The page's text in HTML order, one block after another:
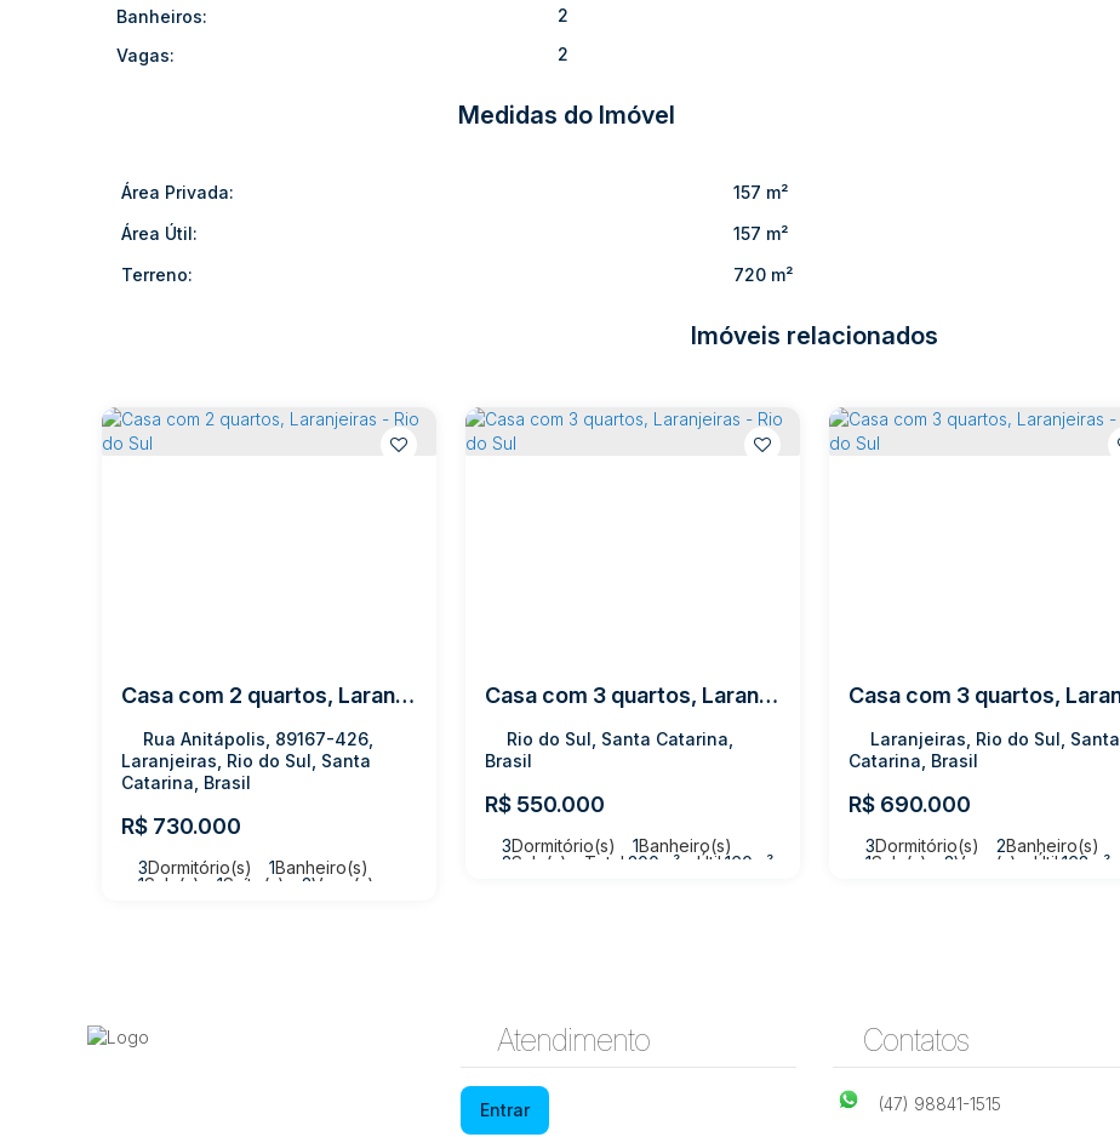
Banheiros:
2
Vagas:
2
Medidas do Imóvel
Área Privada:
157 m²
Área Útil:
157 m²
Terreno:
720 m²
Imóveis relacionados
Casa com 2 quartos, Laranjeiras - Rio do Sul
R$ 730.000
Rua Anitápolis, 89167-426,
Laranjeiras, Rio do Sul, Santa
Catarina, Brasil
3Dormitório(s) 1Banheiro(s)
1Sala(s) 1Suíte(s) 2Vaga(s)
Casa com 3 quartos, Laranjeiras - Rio do Sul
R$ 550.000
Rio do Sul, Santa Catarina,
Brasil
3Dormitório(s) 1Banheiro(s)
2Sala(s) Total: 200m² Útil: 160m²
R$ 690.000
Laranjeiras, Rio do Sul, Santa
Catarina, Brasil
3Dormitório(s) 2Banheiro(s)
1Sala(s) 3Vaga(s) Útil: 168m²
Atendimento
Entrar
Contatos
(47) 98841-1515